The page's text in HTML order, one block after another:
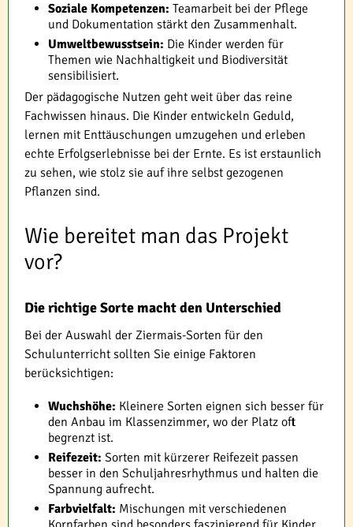
Soziale Kompetenzen: Teamarbeit bei der Pflege
und Dokumentation stärkt den Zusammenhalt.
Umweltbewusstsein: Die Kinder werden für
Themen wie Nachhaltigkeit und Biodiversität
sensibilisiert.
Der pädagogische Nutzen geht weit über das reine
Fachwissen hinaus. Die Kinder entwickeln Geduld,
lernen mit Enttäuschungen umzugehen und erleben
echte Erfolgserlebnisse bei der Ernte. Es ist erstaunlich
zu sehen, wie stolz sie auf ihre selbst gezogenen
Pflanzen sind.
Wie bereitet man das Projekt
vor?
Die richtige Sorte macht den Unterschied
Bei der Auswahl der Ziermais-Sorten für den
Schulunterricht sollten Sie einige Faktoren
berücksichtigen:
Wuchshöhe: Kleinere Sorten eignen sich besser für
den Anbau im Klassenzimmer, wo der Platz oft
begrenzt ist.
Reifezeit: Sorten mit kürzerer Reifezeit passen
besser in den Schuljahresrhythmus und halten die
Spannung aufrecht.
Farbvielfalt: Mischungen mit verschiedenen